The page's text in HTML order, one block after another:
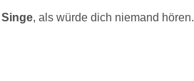
Singe, als würde dich niemand hören.